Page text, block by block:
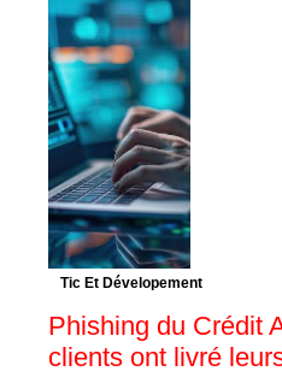
Tic Et Dévelopement
Phishing du Crédit
clients ont livré